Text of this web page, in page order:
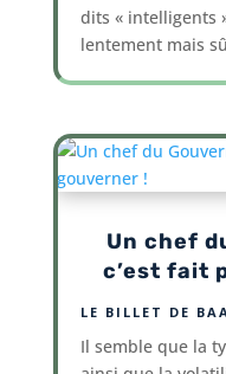
dits « intelligents
lentement mais
Un chef
c’est fait
LE BILLET DE
Il semble que la